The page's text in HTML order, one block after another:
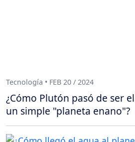
Tecnología • FEB 20 / 2024
¿Cómo Plutón pasó de ser
un simple "planeta enano"?